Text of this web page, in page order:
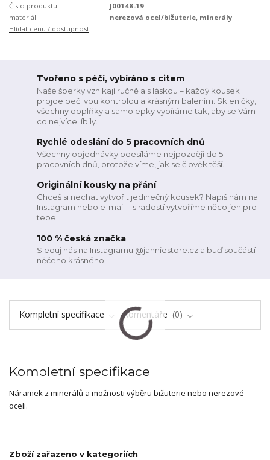
Číslo produktu:
J00148-19
materiál:
nerezová ocel/bižuterie, minerály
Hlídat cenu / dostupnost
Tvořeno s péčí, vybíráno s citem
Naše šperky vznikají ručně a s láskou – každý kousek
projde pečlivou kontrolou a krásným balením. Skleničky,
všechny doplňky a samolepky vybíráme tak, aby se Vám
co nejvíce líbily.
Rychlé odeslání do 5 pracovních dnů
Všechny objednávky odesíláme nejpozději do 5
pracovních dnů, protože víme, jak se člověk těší.
Originální kousky na přání
Chceš si nechat vytvořit jedinečný kousek? Napiš nám na
Instagram nebo e-mail – s radostí vytvoříme něco jen pro
tebe.
100 % česká značka
Sleduj nás na Instagramu @janniestore.cz a buď součástí
něčeho krásného
Kompletní specifikace Komentáře 0
Kompletní specifikace
Náramek z minerálů a možnosti výběru bižuterie nebo nerezové
oceli.
Zboží zařazeno v kategoriích